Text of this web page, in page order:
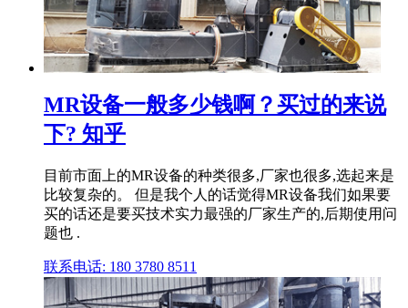
MR设备一般多少钱啊？买过的来说
下? 知乎
目前市面上的MR设备的种类很多,厂家也很多,选起来是
比较复杂的。 但是我个人的话觉得MR设备我们如果要
买的话还是要买技术实力最强的厂家生产的,后期使用问
题也 .
联系电话: 180 3780 8511